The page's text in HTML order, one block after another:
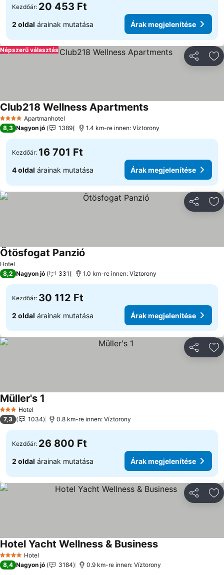
Kezdőár: 20 453 Ft
2 oldal árainak mutatása Árak megjelenítése
Népszerű választás
4 KategóriaApartmanhotel
Club218 Wellness ApartmentsÁrak megjelenítése
8,3 Nagyon jó 1389 1.4 km-re innen: Víztorony
Kezdőár: 16 701 Ft
4 oldal árainak mutatása Árak megjelenítése
Hotel
Ötösfogat Panzió
8,2 Nagyon jó 331 1.0 km-re innen: Víztorony
Kezdőár: 30 112 Ft
2 oldal árainak mutatása Árak megjelenítése
3 Kategória
Hotel
Müller's 1
7,3 1034 0.8 km-re innen: Víztorony
Kezdőár: 26 800 Ft
2 oldal árainak mutatása Árak megjelenítése
4 KategóriaHotel
Hotel Yacht Wellness & BusinessÁrak
8,4 Nagyon jó 3184 0.9 km-re innen: Víztorony